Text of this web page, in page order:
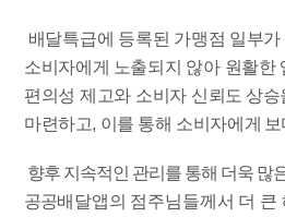
배달특급에 등록된 가맹점 일부가
소비자에게
노출되지 않아 원활한
편의성 제고와 소비자 신뢰도 상승
마련하고, 이를 통해 소비자에게
향후 지속적인 관리를 통해 더욱 많
공공배달앱의 점주님들께서 더